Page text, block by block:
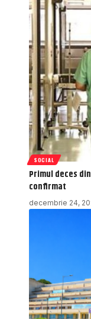
SOCIAL
Primul deces
confirmat
decembrie 24,